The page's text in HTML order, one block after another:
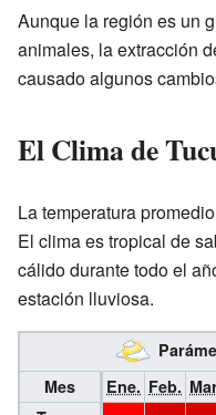
Aunque la región es un
animales, la extracción
causado algunos
El Clima de
La temperatura
El clima es tropical de
cálido durante todo el
estación lluviosa.
Mes
Ene. Feb.